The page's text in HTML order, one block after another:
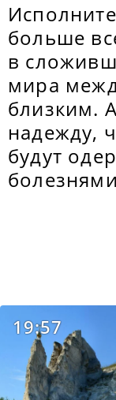
больше
в
мира
близким.
надежду,
будут
19:57